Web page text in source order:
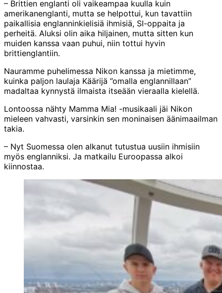
– Brittien englanti oli vaikeampaa kuulla kuin
amerikanenglanti, mutta se helpottui, kun tavattiin
paikallisia englanninkielisiä ihmisiä, SI-oppaita ja
perheitä. Aluksi olin aika hiljainen, mutta sitten kun
muiden kanssa vaan puhui, niin tottui hyvin
brittienglantiin.
Nauramme puhelimessa Nikon kanssa ja mietimme,
kuinka paljon laulaja Käärijä ”omalla englannillaan”
madaltaa kynnystä ilmaista itseään vieraalla kielellä.
Lontoossa nähty Mamma Mia! -musikaali jäi Nikon
mieleen vahvasti, varsinkin sen moninaisen äänimaailman
takia.
– Nyt Suomessa olen alkanut tutustua uusiin ihmisiin
myös englanniksi. Ja matkailu Euroopassa alkoi
kiinnostaa.